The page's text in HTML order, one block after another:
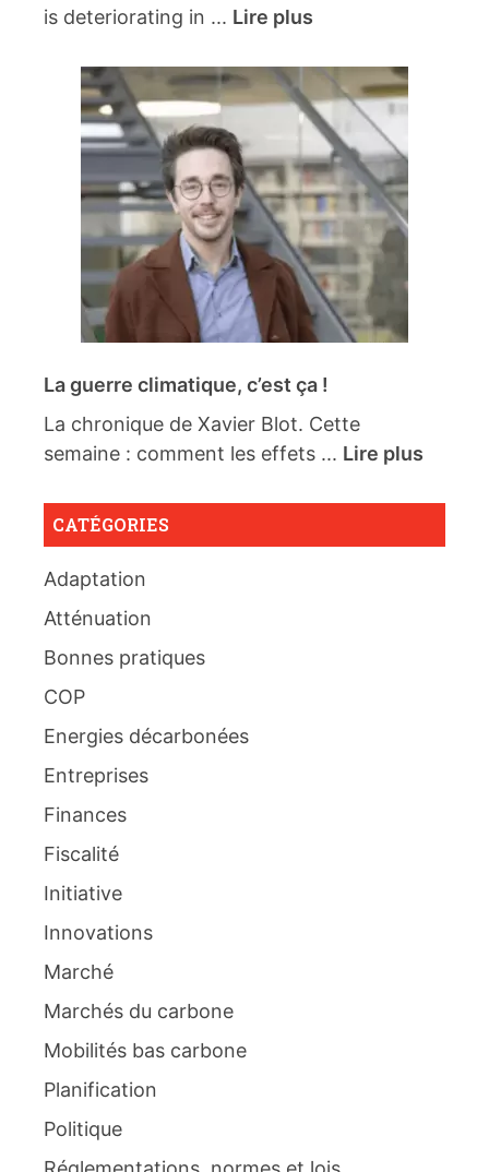
is deteriorating in ... Lire plus
La guerre climatique, c’est ça !
La chronique de Xavier Blot. Cette
semaine : comment les effets ... Lire plus
CATÉGORIES
Adaptation
Atténuation
Bonnes pratiques
COP
Energies décarbonées
Entreprises
Finances
Fiscalité
Initiative
Innovations
Marché
Marchés du carbone
Mobilités bas carbone
Planification
Politique